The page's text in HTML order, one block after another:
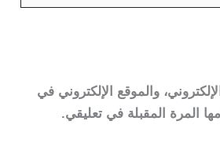
والموقع الإلكتروني في
المرة المقبلة في تعليقي.